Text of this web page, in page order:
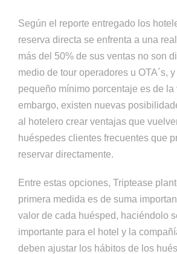
Según el reporte entregado los
reserva directa se enfrenta a una
más del 50% de sus ventas no son
medio de tour operadores u OTA´s,
pequeño mínimo porcentaje es de la
embargo, existen nuevas
al hotelero crear ventajas que
huéspedes clientes frecuentes que
reservar directamente.
Entre estas opciones, Triptease
primera medida es de suma
valor de cada huésped, haciéndolo
importante para el hotel y la
deben ajustar los hábitos de los